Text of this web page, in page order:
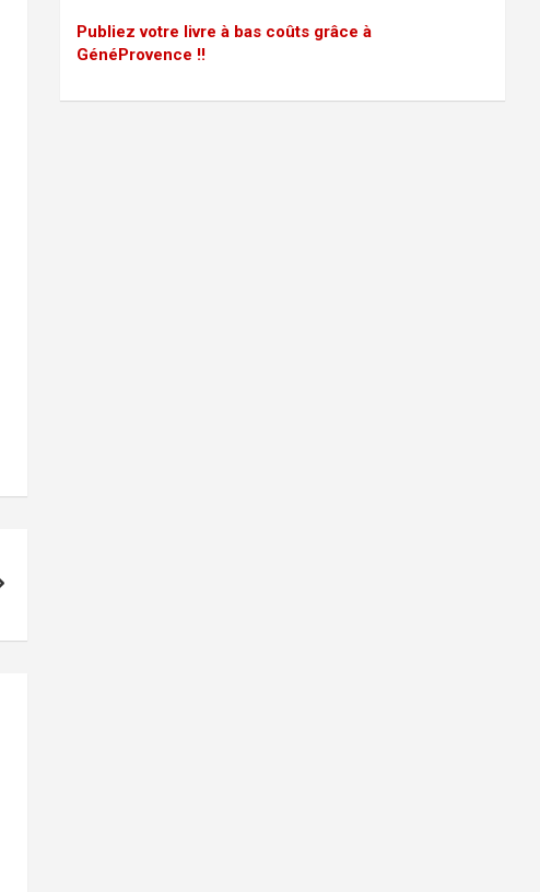
Publiez votre livre à bas coûts grâce à
GénéProvence !!